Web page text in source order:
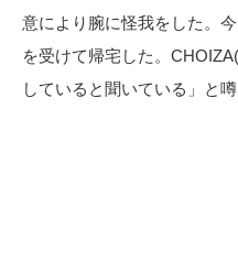
意により腕に怪我をした。
を受けて帰宅した。
していると聞いている」と噂